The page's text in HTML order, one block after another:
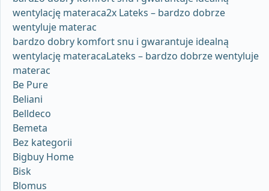
wentylację materaca2x Lateks – bardzo dobrze
wentyluje materac
bardzo dobry komfort snu i gwarantuje idealną
wentylację materacaLateks – bardzo dobrze wentyluje
materac
Be Pure
Beliani
Belldeco
Bemeta
Bez kategorii
Bigbuy Home
Bisk
Blomus